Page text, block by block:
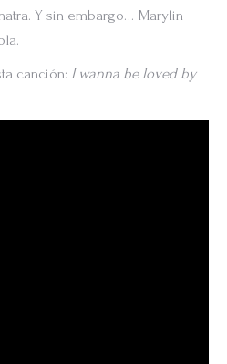
Y sin embargo… Marylin
canción: I wanna be loved by